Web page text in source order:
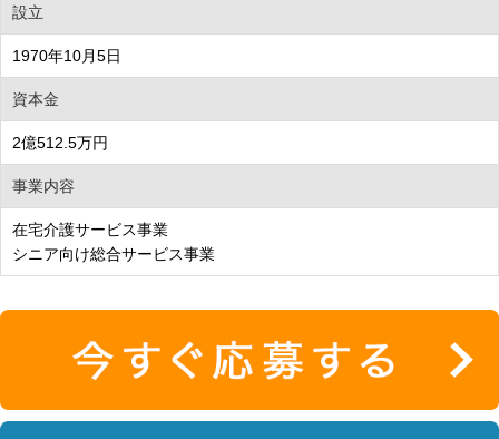
設立
1970年10月5日
資本金
2億512.5万円
事業内容
在宅介護サービス事業
シニア向け総合サービス事業